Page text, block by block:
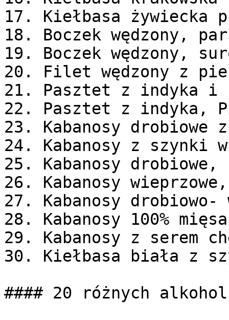
17. Kiełbasa żywiecka
18. Boczek wędzony,
19. Boczek wędzony,
20. Filet wędzony z
21. Pasztet z indyka i
22. Pasztet z indyka,
23. Kabanosy
24. Kabanosy z szynki
25. Kabanosy
26. Kabanosy
27. Kabanosy
28. Kabanosy 100%
29. Kabanosy z serem
30. Kiełbasa biała z
#### 20 różnych